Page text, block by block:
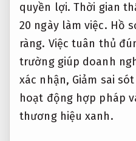
quyền lợi. Thời gian
20 ngày làm việc. Hồ
ràng. Việc tuân thủ
trường giúp doanh
xác nhận, Giảm sai
hoạt động hợp pháp
thương hiệu xanh.